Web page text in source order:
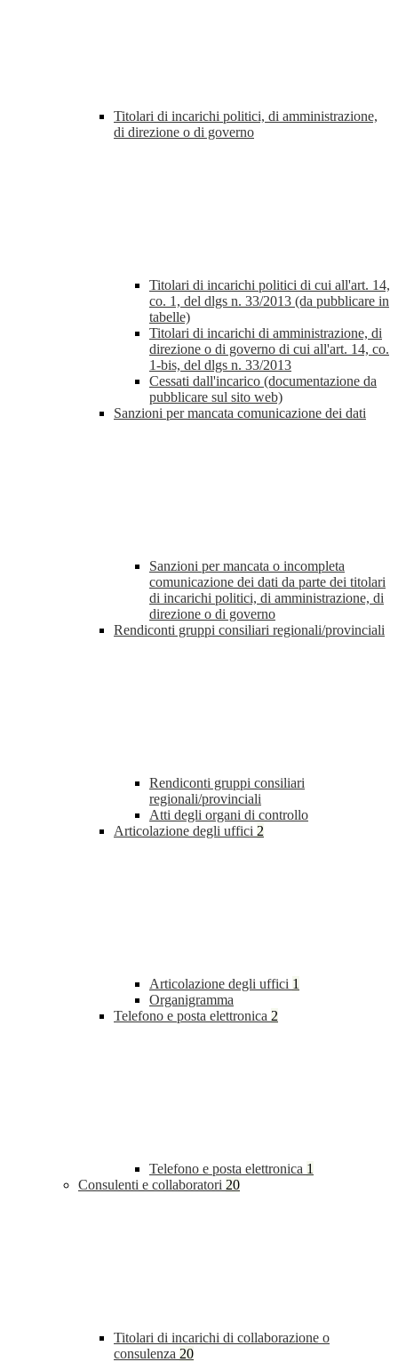
Titolari di incarichi politici, di amministrazione,
di direzione o di governo
Titolari di incarichi politici di cui all'art. 14,
co. 1, del dlgs n. 33/2013 (da pubblicare in
tabelle)
Titolari di incarichi di amministrazione, di
direzione o di governo di cui all'art. 14, co.
1-bis, del dlgs n. 33/2013
Cessati dall'incarico (documentazione da
pubblicare sul sito web)
Sanzioni per mancata comunicazione dei dati
Sanzioni per mancata o incompleta
comunicazione dei dati da parte dei titolari
di incarichi politici, di amministrazione, di
direzione o di governo
Rendiconti gruppi consiliari regionali/provinciali
Rendiconti gruppi consiliari
regionali/provinciali
Atti degli organi di controllo
Articolazione degli uffici 2
Articolazione degli uffici 1
Organigramma
Telefono e posta elettronica 2
Telefono e posta elettronica 1
Consulenti e collaboratori 20
Titolari di incarichi di collaborazione o
consulenza 20